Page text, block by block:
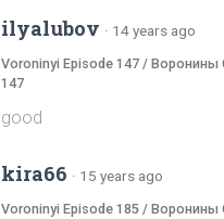
ilyalubov · 14 years ago
Voroninyi Episode 147 / Воронины
147
good
kira66 · 15 years ago
Voroninyi Episode 185 / Воронины